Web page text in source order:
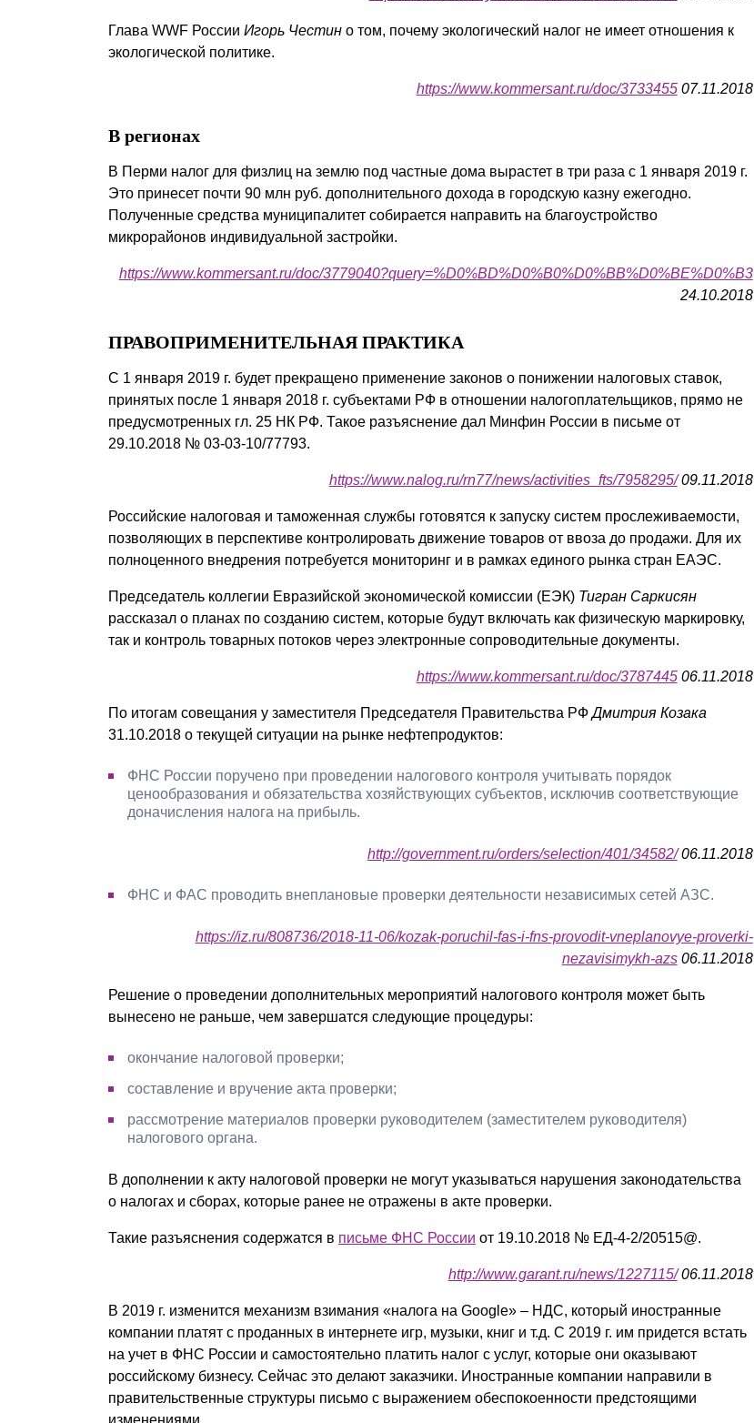
Глава WWF России Игорь Честин о том, почему экологический налог не имеет отношения к
экологической политике.
https://www.kommersant.ru/doc/373345507.11.2018
В регионах
В Перми налог для физлиц на землю под частные дома вырастет в три раза с 1 января 2019 г.
Это принесет почти 90 млн руб. дополнительного дохода в городскую казну ежегодно.
Полученные средства муниципалитет собирается направить на благоустройство
микрорайонов индивидуальной застройки.
https://www.kommersant.ru/doc/3779040?query=%D0%BD%D0%B0%D0%BB%D0%BE%D0%B3
24.10.2018
ПРАВОПРИМЕНИТЕЛЬНАЯ ПРАКТИКА
С 1 января 2019 г. будет прекращено применение законов о понижении налоговых ставок,
принятых после 1 января 2018 г. субъектами РФ в отношении налогоплательщиков, прямо не
предусмотренных гл. 25 НК РФ. Такое разъяснение дал Минфин России в письме от
29.10.2018 № 03-03-10/77793.
https://www.nalog.ru/rn77/news/activities_fts/7958295/09.11.2018
Российские налоговая и таможенная службы готовятся к запуску систем прослеживаемости,
позволяющих в перспективе контролировать движение товаров от ввоза до продажи. Для их
полноценного внедрения потребуется мониторинг и в рамках единого рынка стран ЕАЭС.
Председатель коллегии Евразийской экономической комиссии (ЕЭК) Тигран Саркисян
рассказал о планах по созданию систем, которые будут включать как физическую маркировку,
так и контроль товарных потоков через электронные сопроводительные документы.
https://www.kommersant.ru/doc/378744506.11.2018
По итогам совещания у заместителя Председателя Правительства РФДмитрия Козака
31.10.2018 о текущей ситуации на рынке нефтепродуктов:
ФНС России поручено при проведении налогового контроля учитывать порядок
ценообразования и обязательства хозяйствующих субъектов, исключив соответствующие
доначисления налога на прибыль.
http://government.ru/orders/selection/401/34582/06.11.2018
ФНС и ФАС проводить внеплановые проверки деятельности независимых сетей АЗС.
https://iz.ru/808736/2018-11-06/kozak-poruchil-fas-i-fns-provodit-vneplanovye-proverki-
nezavisimykh-azs06.11.2018
Решение о проведении дополнительных мероприятий налогового контроля может быть
вынесено не раньше, чем завершатся следующие процедуры:
окончание налоговой проверки;
составление и вручение акта проверки;
рассмотрение материалов проверки руководителем (заместителем руководителя)
налогового органа.
В дополнении к акту налоговой проверки не могут указываться нарушения законодательства
о налогах и сборах, которые ранее не отражены в акте проверки.
Такие разъяснения содержатся в письме ФНС России от 19.10.2018 № ЕД-4-2/20515@.
http://www.garant.ru/news/1227115/06.11.2018
В 2019 г. изменится механизм взимания «налога на Google» – НДС, который иностранные
компании платят с проданных в интернете игр, музыки, книг и т.д. С 2019 г. им придется встать
на учет в ФНС России и самостоятельно платить налог с услуг, которые они оказывают
российскому бизнесу. Сейчас это делают заказчики. Иностранные компании направили в
правительственные структуры письмо с выражением обеспокоенности предстоящими
изменениями.